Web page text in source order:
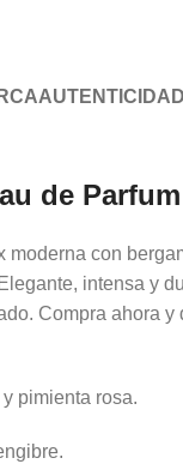
de Parfum
moderna con
intensa y
Compra ahora y
pimienta rosa.